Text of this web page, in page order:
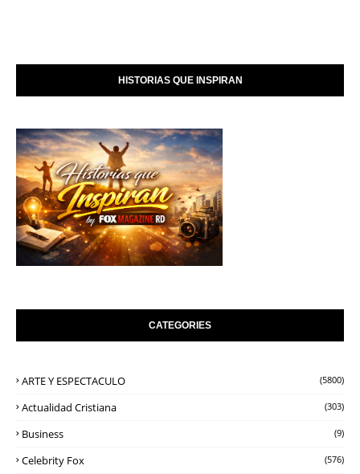
HISTORIAS QUE INSPIRAN
CATEGORIES
ARTE Y ESPECTACULO (5800)
Actualidad Cristiana (303)
Business (9)
Celebrity Fox (576)